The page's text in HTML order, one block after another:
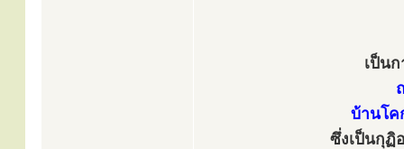
เป็น
บ้านโค
ซึ่งเป็นกุฏิ